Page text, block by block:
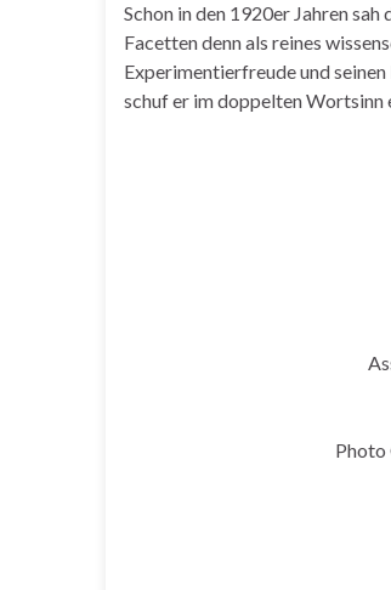
Schon in den 1920er Jahren
Facetten denn als reines
Experimentierfreude und
schuf er im doppelten Wortsinn
Photo